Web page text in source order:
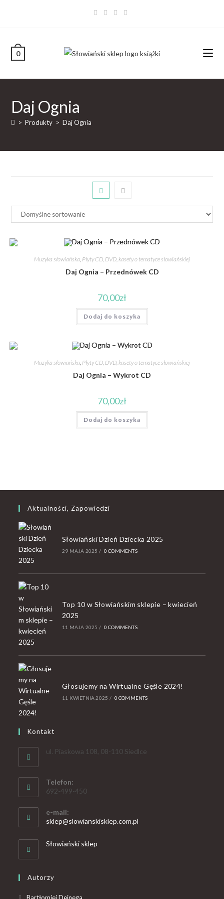
0
Daj Ognia
> Produkty > Daj Ognia
Muzyka słowiańska, Płyty CD, DVD, kasety o tematyce słowiańskiej
Daj Ognia – Przednówek CD
70,00zł
Dodaj do koszyka
Muzyka słowiańska, Płyty CD, DVD, kasety o tematyce słowiańskiej
Daj Ognia – Wykrot CD
70,00zł
Dodaj do koszyka
Aktualności, Zapowiedzi
Słowiański Dzień Dziecka 2025
29 MAJA 2025 / 0 COMMENTS
Top 10 w Słowiańskim sklepie – kwiecień
2025
11 MAJA 2025 / 0 COMMENTS
Głosujemy na Wirtualne Gęśle 2024!
11 KWIETNIA 2025 / 0 COMMENTS
Kontakt
ul. Piaskowa 108, 08-110 Siedlce
Telefon:
692-499-450
e-mail:
sklep@slowianskisklep.com.pl
Słowiański sklep
Autorzy